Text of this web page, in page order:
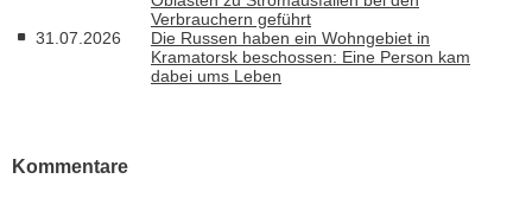
Verbrauchern geführt
31.07.2026
Die Russen haben ein Wohngebiet in
Kramatorsk beschossen: Eine Person kam
dabei ums Leben
Kommentare